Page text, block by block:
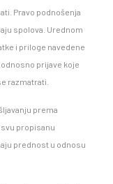
Pravo podnošenja
spolova. Urednom
i priloge navedene
prijave koje
razmatrati.
prema
propisanu
prednost u odnosu